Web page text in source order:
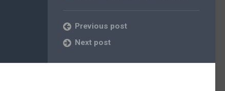
Previous post
Next post